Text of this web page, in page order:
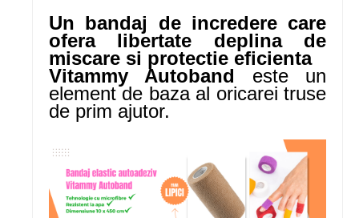
Un bandaj de incredere care
ofera libertate deplina de
miscare si protectie eficienta
Vitammy Autoband este un
element de baza al oricarei truse
de prim ajutor.